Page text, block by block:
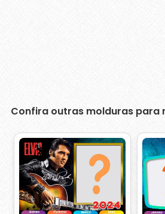
Confira outras molduras para